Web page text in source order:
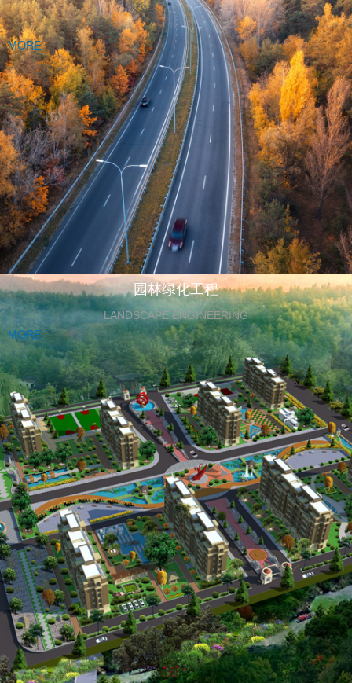
MORE
园林绿化工程
LANDSCAPE ENGINEERING
MORE